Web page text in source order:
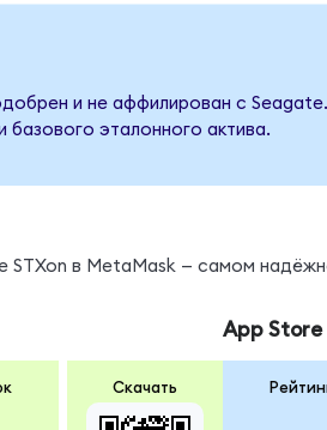
и не аффилирован с
базового эталонного актива.
STXon в MetaMask — самом
Скачать
App Store